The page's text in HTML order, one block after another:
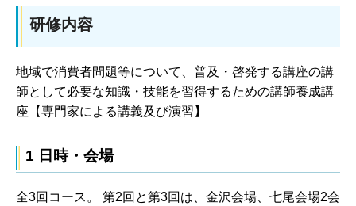
研修内容
地域で消費者問題等について、普及・啓発する講座の講
師として必要な知識・技能を習得するための講師養成講
座【専門家による講義及び演習】
1 日時・会場
全3回コース。 第2回と第3回は、金沢会場、七尾会場2会